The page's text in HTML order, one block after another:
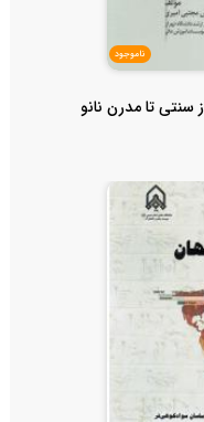
ناموجود
سنتی تا مدرن نانو